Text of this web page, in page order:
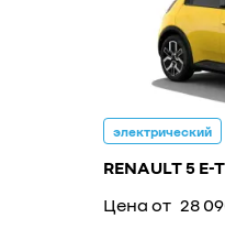
электрический
RENAULT 5 E-
Цена от 28